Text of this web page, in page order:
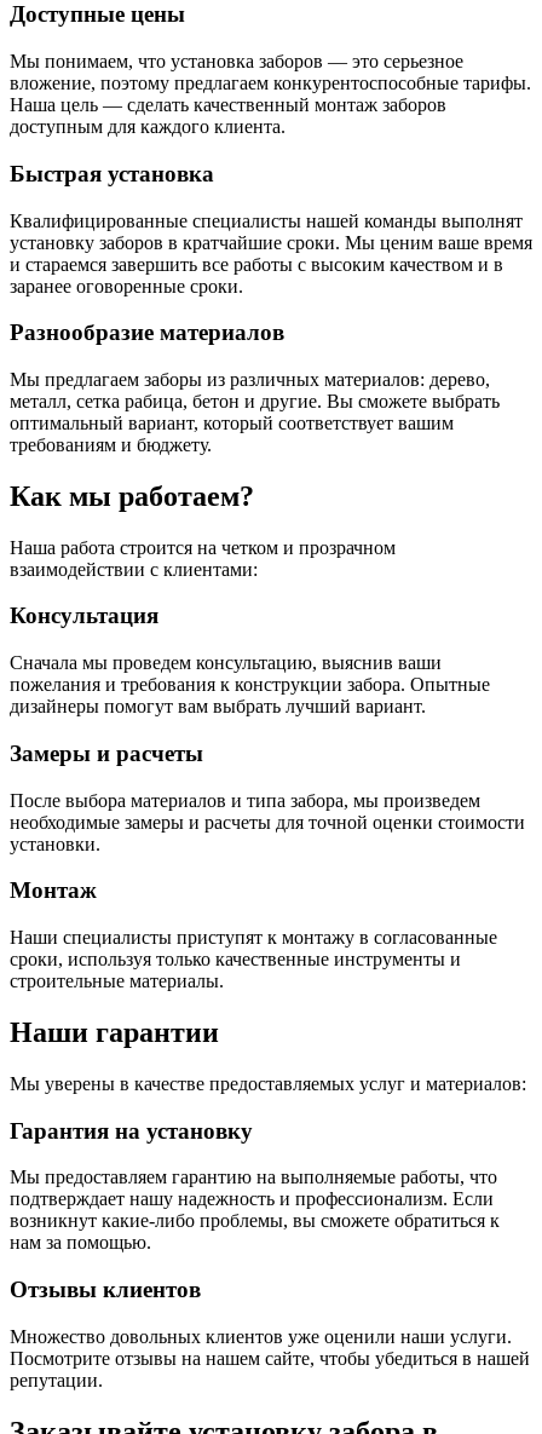
Доступные цены
Мы понимаем, что установка заборов — это серьезное
вложение, поэтому предлагаем конкурентоспособные тарифы.
Наша цель — сделать качественный монтаж заборов
доступным для каждого клиента.
Быстрая установка
Квалифицированные специалисты нашей команды выполнят
установку заборов в кратчайшие сроки. Мы ценим ваше время
и стараемся завершить все работы с высоким качеством и в
заранее оговоренные сроки.
Разнообразие материалов
Мы предлагаем заборы из различных материалов: дерево,
металл, сетка рабица, бетон и другие. Вы сможете выбрать
оптимальный вариант, который соответствует вашим
требованиям и бюджету.
Как мы работаем?
Наша работа строится на четком и прозрачном
взаимодействии с клиентами:
Консультация
Сначала мы проведем консультацию, выяснив ваши
пожелания и требования к конструкции забора. Опытные
дизайнеры помогут вам выбрать лучший вариант.
Замеры и расчеты
После выбора материалов и типа забора, мы произведем
необходимые замеры и расчеты для точной оценки стоимости
установки.
Монтаж
Наши специалисты приступят к монтажу в согласованные
сроки, используя только качественные инструменты и
строительные материалы.
Наши гарантии
Мы уверены в качестве предоставляемых услуг и материалов:
Гарантия на установку
Мы предоставляем гарантию на выполняемые работы, что
подтверждает нашу надежность и профессионализм. Если
возникнут какие-либо проблемы, вы сможете обратиться к
нам за помощью.
Отзывы клиентов
Множество довольных клиентов уже оценили наши услуги.
Посмотрите отзывы на нашем сайте, чтобы убедиться в нашей
репутации.